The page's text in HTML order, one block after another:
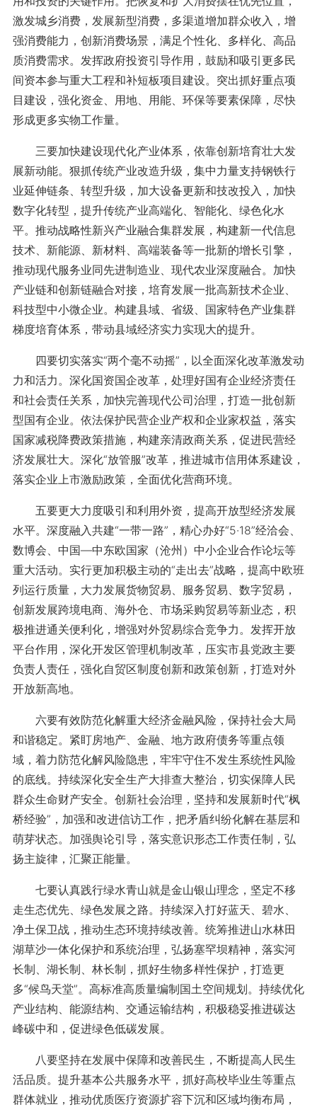
激发城乡消费，发展新型消费，多渠道增加群众收入，增
强消费能力，创新消费场景，满足个性化、多样化、高品
质消费需求。发挥政府投资引导作用，鼓励和吸引更多民
间资本参与重大工程和补短板项目建设。突出抓好重点项
目建设，强化资金、用地、用能、环保等要素保障，尽快
形成更多实物工作量。
三要加快建设现代化产业体系，依靠创新培育壮大发
展新动能。狠抓传统产业改造升级，集中力量支持钢铁行
业延伸链条、转型升级，加大设备更新和技改投入，加快
数字化转型，提升传统产业高端化、智能化、绿色化水
平。推动战略性新兴产业融合集群发展，构建新一代信息
技术、新能源、新材料、高端装备等一批新的增长引擎，
推动现代服务业同先进制造业、现代农业深度融合。加快
产业链和创新链融合对接，培育发展一批高新技术企业、
科技型中小微企业。构建县域、省级、国家特色产业集群
梯度培育体系，带动县域经济实力实现大的提升。
四要切实落实“两个毫不动摇”，以全面深化改革激发动
力和活力。深化国资国企改革，处理好国有企业经济责任
和社会责任关系，加快完善现代公司治理，打造一批创新
型国有企业。依法保护民营企业产权和企业家权益，落实
国家减税降费政策措施，构建亲清政商关系，促进民营经
济发展壮大。深化“放管服”改革，推进城市信用体系建设，
落实企业上市激励政策，全面优化营商环境。
五要更大力度吸引和利用外资，提高开放型经济发展
水平。深度融入共建“一带一路”，精心办好“5·18”经洽会、
数博会、中国—中东欧国家（沧州）中小企业合作论坛等
重大活动。实行更加积极主动的“走出去”战略，提高中欧班
列运行质量，大力发展货物贸易、服务贸易、数字贸易，
创新发展跨境电商、海外仓、市场采购贸易等新业态，积
极推进通关便利化，增强对外贸易综合竞争力。发挥开放
平台作用，深化开发区管理机制改革，压实市县党政主要
负责人责任，强化自贸区制度创新和政策创新，打造对外
开放新高地。
六要有效防范化解重大经济金融风险，保持社会大局
和谐稳定。紧盯房地产、金融、地方政府债务等重点领
域，着力防范化解风险隐患，牢牢守住不发生系统性风险
的底线。持续深化安全生产大排查大整治，切实保障人民
群众生命财产安全。创新社会治理，坚持和发展新时代“枫
桥经验”，加强和改进信访工作，把矛盾纠纷化解在基层和
萌芽状态。加强舆论引导，落实意识形态工作责任制，弘
扬主旋律，汇聚正能量。
七要认真践行绿水青山就是金山银山理念，坚定不移
走生态优先、绿色发展之路。持续深入打好蓝天、碧水、
净土保卫战，推动生态环境持续改善。统筹推进山水林田
湖草沙一体化保护和系统治理，弘扬塞罕坝精神，落实河
长制、湖长制、林长制，抓好生物多样性保护，打造更
多“候鸟天堂”。高标准高质量编制国土空间规划。持续优化
产业结构、能源结构、交通运输结构，积极稳妥推进碳达
峰碳中和，促进绿色低碳发展。
八要坚持在发展中保障和改善民生，不断提高人民生
活品质。提升基本公共服务水平，抓好高校毕业生等重点
群体就业，推动优质医疗资源扩容下沉和区域均衡布局，